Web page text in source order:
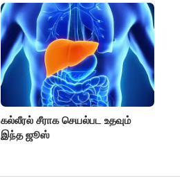
கல்லீரல் சீராக செயல்பட உதவும்
இந்த ஜூஸ்